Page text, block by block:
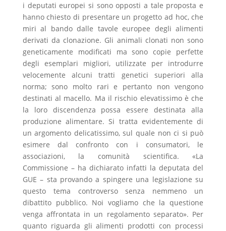
i deputati europei si sono opposti a tale proposta e
hanno chiesto di presentare un progetto ad hoc, che
miri al bando dalle tavole europee degli alimenti
derivati da clonazione. Gli animali clonati non sono
geneticamente modificati ma sono copie perfette
degli esemplari migliori, utilizzate per introdurre
velocemente alcuni tratti genetici superiori alla
norma; sono molto rari e pertanto non vengono
destinati al macello. Ma il rischio elevatissimo è che
la loro discendenza possa essere destinata alla
produzione alimentare. Si tratta evidentemente di
un argomento delicatissimo, sul quale non ci si può
esimere dal confronto con i consumatori, le
associazioni, la comunità scientifica. «La
Commissione – ha dichiarato infatti la deputata del
GUE – sta provando a spingere una legislazione su
questo tema controverso senza nemmeno un
dibattito pubblico. Noi vogliamo che la questione
venga affrontata in un regolamento separato». Per
quanto riguarda gli alimenti prodotti con processi